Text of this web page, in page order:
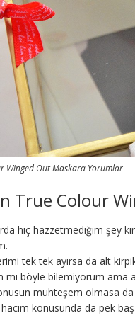
Winged Out Maskara Yorumlar
True Colour
hiç hazzetmediğim şey
tek tek ayırsa da alt
mı böyle bilemiyorum
muhteşem olmasa
konusunda da pek